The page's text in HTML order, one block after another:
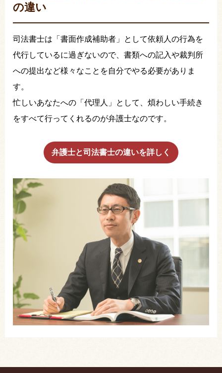
の違い
司法書士は「書面作成補助者」として依頼人の行為を
代行しているに過ぎないので、書類への記入や裁判所
への提出など様々なことを自分でやる必要がありま
す。
忙しいあなたへの「代理人」として、煩わしい手続き
をすべて行ってくれるのが弁護士なのです。
弁護士と司法書士の違いを詳しく